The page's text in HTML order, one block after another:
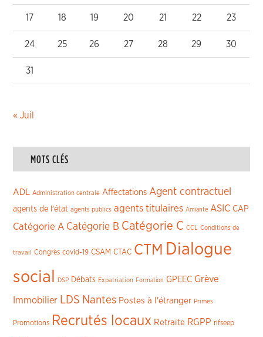
17 18 19 20 21 22 23
24 25 26 27 28 29 30
31
« Juil
MOTS CLÉS
ADL Administration centrale Affectations Agent contractuel
agents de l'état agents publics agents titulaires Amiante ASIC CAP
Catégorie A Catégorie B Catégorie C CCL Conditions de
travail Congrès covid-19 CSAM CTAC CTM Dialogue
social
DSP Débats Expatriation Formation GPEEC Grève
Immobilier LDS Nantes Postes à l'étranger Primes
Promotions Recrutés locaux Retraite RGPP rifseep